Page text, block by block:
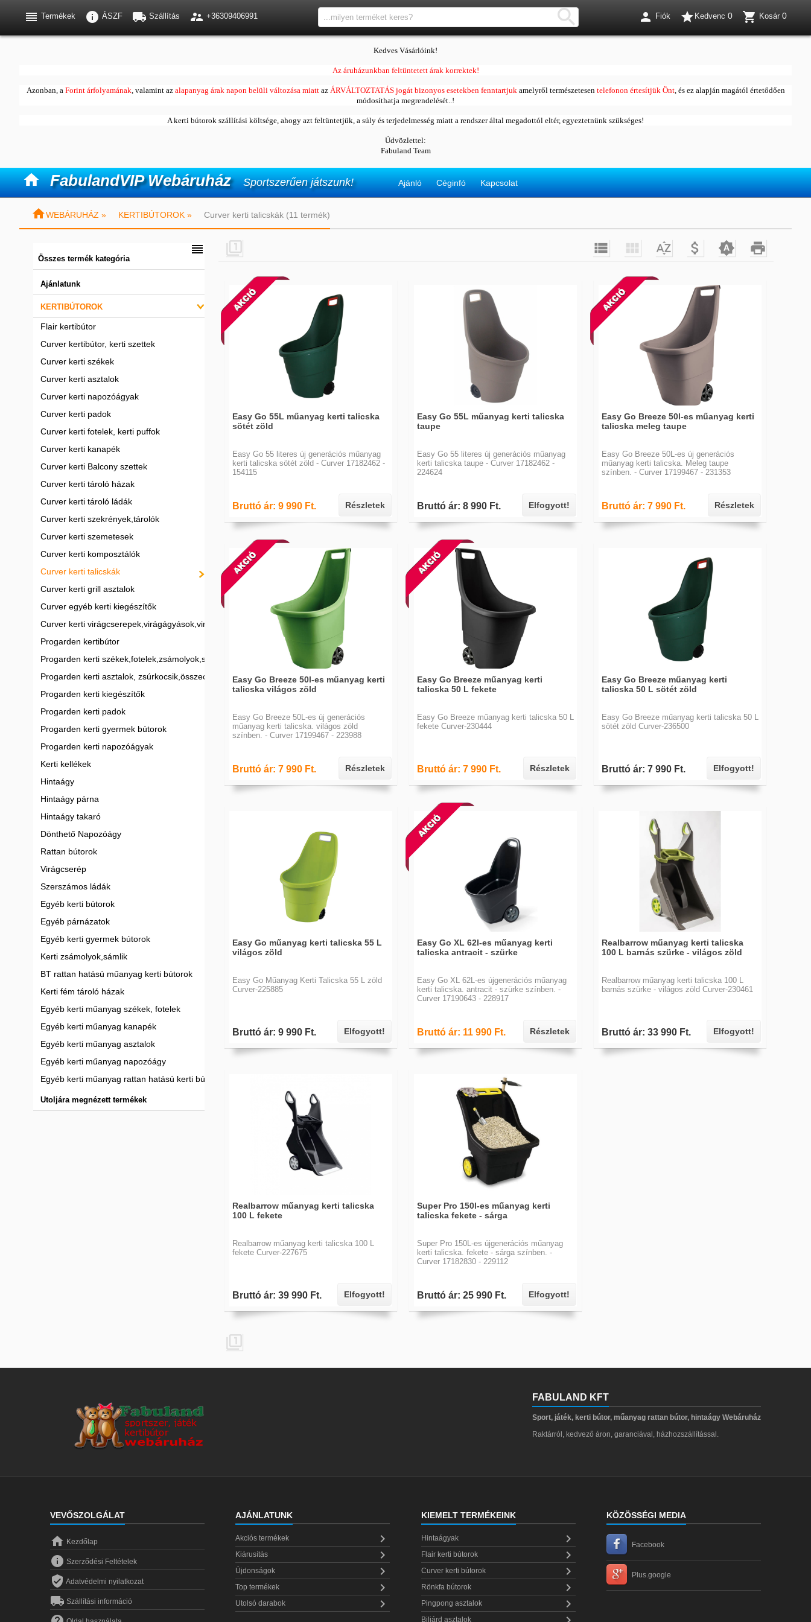
Kedves Vásárlóink!
Az áruházunkban feltüntetett árak korrektek!
Azonban, a Forint árfolyamának, valamint az alapanyag árak napon belüli változása miatt az ÁRVÁLTOZTATÁS jogát bizonyos esetekben fenntartjuk amelyről természetesentelefonon értesítjük Önt, és ez alapján magától értetődően
módosíthatja megrendelését..!
A kerti bútorok szállítási költsége, ahogy azt feltüntetjük, a súly és terjedelmesség miatt a rendszer által megadottól eltér, egyeztetnünk szükséges!
Üdvözlettel:
Fabuland Team
 FabulandVIP Webáruház Sportszerűen játszunk! Ajánló Céginfó Kapcsolat
 Termékek  ÁSZF  Szállítás  +36309406991   Fiók  Kedvenc 0  Kosár 0
WEBÁRUHÁZ » KERTIBÚTOROK » Curver kerti talicskák (11 termék)
Összes termék kategória

Ajánlatunk
KERTIBÚTOROK
Flair kertibútor
Curver kertibútor, kerti szettek
Curver kerti székek
Curver kerti asztalok
Curver kerti napozóágyak
Curver kerti padok
Curver kerti fotelek, kerti puffok
Curver kerti kanapék
Curver kerti Balcony szettek
Curver kerti tároló házak
Curver kerti tároló ládák
Curver kerti szekrények,tárolók
Curver kerti szemetesek
Curver kerti komposztálók
Curver kerti talicskák
Curver kerti grill asztalok
Curver egyéb kerti kiegészítők
Curver kerti virágcserepek,virágágyások,virágládák
Progarden kertibútor
Progarden kerti székek,fotelek,zsámolyok,strandszékek
Progarden kerti asztalok, zsúrkocsik,összecsukható asztalok
Progarden kerti kiegészítők
Progarden kerti padok
Progarden kerti gyermek bútorok
Progarden kerti napozóágyak
Kerti kellékek
Hintaágy
Hintaágy párna
Hintaágy takaró
Dönthető Napozóágy
Rattan bútorok
Virágcserép
Szerszámos ládák
Egyéb kerti bútorok
Egyéb párnázatok
Egyéb kerti gyermek bútorok
Kerti zsámolyok,sámlik
BT rattan hatású műanyag kerti bútorok
Kerti fém tároló házak
Egyéb kerti műanyag székek, fotelek
Egyéb kerti műanyag kanapék
Egyéb kerti műanyag asztalok
Egyéb kerti műanyag napozóágy
Egyéb kerti műanyag rattan hatású kerti bútor garnitúrák
Utoljára megnézett termékek
      
Easy Go 55L műanyag kerti talicska
sötét zöld
Easy Go 55 literes új generációs műanyag
kerti talicska sötét zöld - Curver 17182462 -
154115
Bruttó ár: 9 990 Ft. Részletek
Easy Go 55L műanyag kerti talicska
taupe
Easy Go 55 literes új generációs műanyag
kerti talicska taupe - Curver 17182462 -
224624
Bruttó ár: 8 990 Ft. Elfogyott!
Easy Go Breeze 50l-es műanyag kerti
talicska meleg taupe
Easy Go Breeze 50L-es új generációs
műanyag kerti talicska. Meleg taupe
színben. - Curver 17199467 - 231353
Bruttó ár: 7 990 Ft. Részletek
Easy Go Breeze 50l-es műanyag kerti
talicska világos zöld
Easy Go Breeze 50L-es új generációs
műanyag kerti talicska. világos zöld
színben. - Curver 17199467 - 223988
Bruttó ár: 7 990 Ft. Részletek
Easy Go Breeze műanyag kerti
talicska 50 L fekete
Easy Go Breeze műanyag kerti talicska 50 L
fekete Curver-230444
Bruttó ár: 7 990 Ft. Részletek
Easy Go Breeze műanyag kerti
talicska 50 L sötét zöld
Easy Go Breeze műanyag kerti talicska 50 L
sötét zöld Curver-236500
Bruttó ár: 7 990 Ft. Elfogyott!
Easy Go műanyag kerti talicska 55 L
világos zöld
Easy Go Műanyag Kerti Talicska 55 L zöld
Curver-225885
Bruttó ár: 9 990 Ft. Elfogyott!
Easy Go XL 62l-es műanyag kerti
talicska antracit - szürke
Easy Go XL 62L-es újgenerációs műanyag
kerti talicska. antracit - szürke színben. -
Curver 17190643 - 228917
Bruttó ár: 11 990 Ft. Részletek
Realbarrow műanyag kerti talicska
100 L barnás szürke - világos zöld
Realbarrow műanyag kerti talicska 100 L
barnás szürke - világos zöld Curver-230461
Bruttó ár: 33 990 Ft. Elfogyott!
Realbarrow műanyag kerti talicska
100 L fekete
Realbarrow műanyag kerti talicska 100 L
fekete Curver-227675
Bruttó ár: 39 990 Ft. Elfogyott!
Super Pro 150l-es műanyag kerti
talicska fekete - sárga
Super Pro 150L-es újgenerációs műanyag
kerti talicska. fekete - sárga színben. -
Curver 17182830 - 229112
Bruttó ár: 25 990 Ft. Elfogyott!

FABULAND KFT
Sport, játék, kerti bútor, műanyag rattan bútor, hintaágy Webáruház
Raktárról, kedvező áron, garanciával, házhozszállítással.
VEVŐSZOLGÁLAT
 Kezdőlap
 Szerződési Feltételek
 Adatvédelmi nyilatkozat
 Szállítási információ
AJÁNLATUNK
Akciós termékek 
Kiárusítás 
Újdonságok 
Top termékek 
Utolsó darabok 
KIEMELT TERMÉKEINK
Hintaágyak 
Flair kerti bútorok 
Curver kerti bútorok 
Rönkfa bútorok 
Pingpong asztalok 
Biliárd asztalok
KÖZÖSSÉGI MEDIA
Facebook
Plus.google